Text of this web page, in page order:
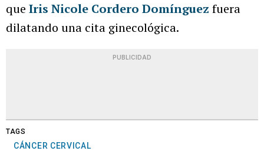
que Iris Nicole Cordero Domínguez fuera
dilatando una cita ginecológica.
PUBLICIDAD
TAGS
CÁNCER CERVICAL